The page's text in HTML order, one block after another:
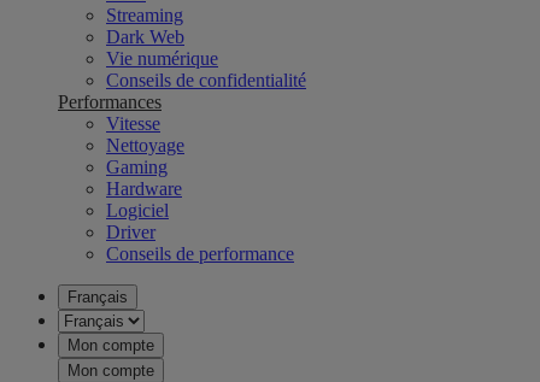
Streaming
Dark Web
Vie numérique
Conseils de confidentialité
Performances
Vitesse
Nettoyage
Gaming
Hardware
Logiciel
Driver
Conseils de performance
Français
Mon compte
Mon compte